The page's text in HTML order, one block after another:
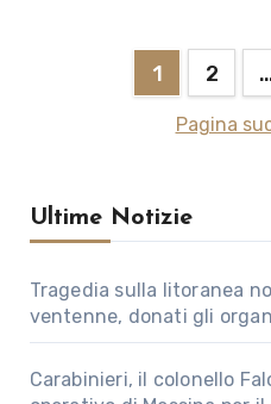
Paginazione
1 2
Pagina
Ultime Notizie
Tragedia sulla litoranea
ventenne, donati gli
Carabinieri, il colonello